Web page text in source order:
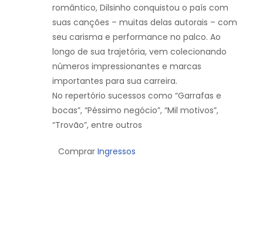
romântico, Dilsinho conquistou o país com
suas canções – muitas delas autorais – com
seu carisma e performance no palco. Ao
longo de sua trajetória, vem colecionando
números impressionantes e marcas
importantes para sua carreira.
No repertório sucessos como “Garrafas e
bocas”, “Péssimo negócio”, “Mil motivos”,
“Trovão”, entre outros
Comprar Ingressos